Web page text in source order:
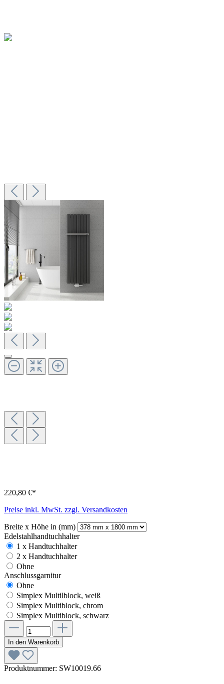
220,80 €*
Preise inkl. MwSt. zzgl. Versandkosten
Breite x Höhe in (mm)
Edelstahlhandtuchhalter
1 x Handtuchhalter
2 x Handtuchhalter
Ohne
Anschlussgarnitur
Ohne
Simplex Multilblock, weiß
Simplex Multiblock, chrom
Simplex Multiblock, schwarz
In den Warenkorb
Produktnummer: SW10019.66